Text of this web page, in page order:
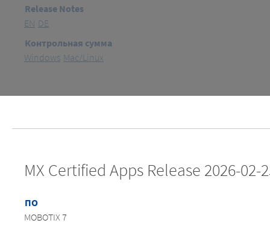
Release Notes
EN DE
Контрольная сумма
Windows Mac/Linux
MX Certified Apps Release 2026-02-
ПО
MOBOTIX 7